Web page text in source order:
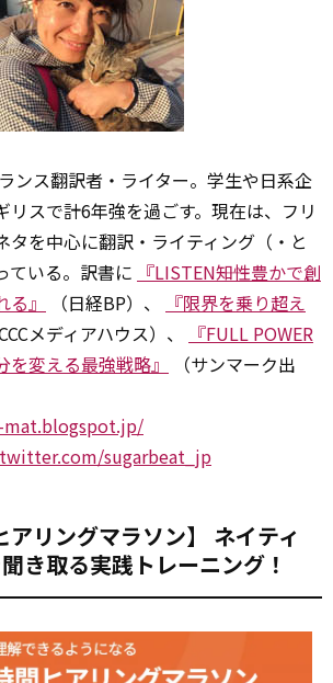
ンス翻訳者・ライター。学生や日系企
リスで計6年強を過ごす。現在は、フリ
タを中心に翻訳・ライティング（・と
ている。訳書に 『LISTEN――知性豊かで創
』
（日経BP）、
『限界を乗り超え
メディアハウス）、
『FULL POWER
変える最強戦略』
（サンマーク出
sugarbeat_jp
アリングマラソン】 ネイティ
き取る実践トレーニング！